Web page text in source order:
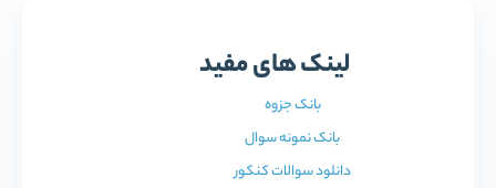
لینک های مفید
بانک جزوه
بانک نمونه سوال
دانلود سوالات کنکور